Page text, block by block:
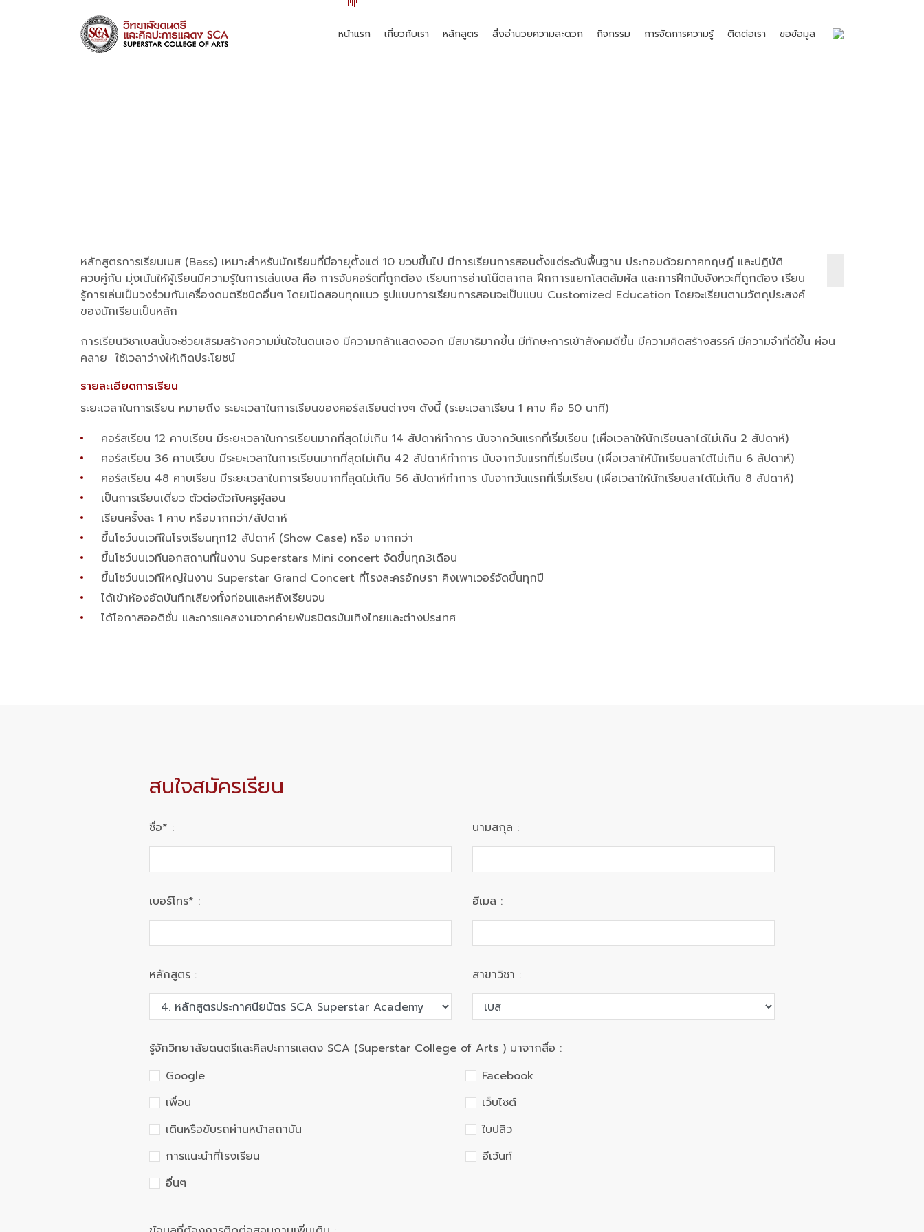
หน้าแรก เกี่ยวกับเรา หลักสูตร สิ่งอำนวยความสะดวก กิจกรรม การจัดการความรู้ ติดต่อเรา ขอข้อมูล
หลักสูตรการเรียนเบส (Bass) เหมาะสำหรับนักเรียนที่มีอายุตั้งแต่ 10 ขวบขึ้นไป มีการเรียนการสอนตั้งแต่ระดับพื้นฐาน ประกอบด้วยภาคทฤษฎี และปฏิบัติ
ควบคู่กัน มุ่งเน้นให้ผู้เรียนมีความรู้ในการเล่นเบส คือ การจับคอร์ตที่ถูกต้อง เรียนการอ่านโน๊ตสากล ฝึกการแยกโสตสัมผัส และการฝึกนับจังหวะที่ถูกต้อง เรียน
รู้การเล่นเป็นวงร่วมกับเครื่องดนตรีชนิดอื่นๆ โดยเปิดสอนทุกแนว รูปแบบการเรียนการสอนจะเป็นแบบ Customized Education โดยจะเรียนตามวัตถุประสงค์
ของนักเรียนเป็นหลัก
การเรียนวิชาเบสนั้นจะช่วยเสิรมสร้างความมั่นใจในตนเอง มีความกล้าแสดงออก มีสมาธิมากขึ้น มีทักษะการเข้าสังคมดีขึ้น มีความคิดสร้างสรรค์ มีความจำที่ดีขึ้น ผ่อน
คลาย ใช้เวลาว่างให้เกิดประโยชน์
รายละเอียดการเรียน
ระยะเวลาในการเรียน หมายถึง ระยะเวลาในการเรียนของคอร์สเรียนต่างๆ ดังนี้ (ระยะเวลาเรียน 1 คาบ คือ 50 นาที)
คอร์สเรียน 12 คาบเรียน มีระยะเวลาในการเรียนมากที่สุดไม่เกิน 14 สัปดาห์ทำการ นับจากวันแรกที่เริ่มเรียน (เผื่อเวลาให้นักเรียนลาได้ไม่เกิน 2 สัปดาห์)
คอร์สเรียน 36 คาบเรียน มีระยะเวลาในการเรียนมากที่สุดไม่เกิน 42 สัปดาห์ทำการ นับจากวันแรกที่เริ่มเรียน (เผื่อเวลาให้นักเรียนลาได้ไม่เกิน 6 สัปดาห์)
คอร์สเรียน 48 คาบเรียน มีระยะเวลาในการเรียนมากที่สุดไม่เกิน 56 สัปดาห์ทำการ นับจากวันแรกที่เริ่มเรียน (เผื่อเวลาให้นักเรียนลาได้ไม่เกิน 8 สัปดาห์)
เป็นการเรียนเดี่ยว ตัวต่อตัวกับครูผู้สอน
เรียนครั้งละ 1 คาบ หรือมากกว่า/สัปดาห์
ขึ้นโชว์บนเวทีในโรงเรียนทุก12 สัปดาห์ (Show Case) หรือ มากกว่า
ขึ้นโชว์บนเวทีนอกสถานที่ในงาน Superstars Mini concert จัดขึ้นทุก3เดือน
ขึ้นโชว์บนเวทีใหญ่ในงาน Superstar Grand Concert ที่โรงละครอักษรา คิงเพาเวอร์จัดขึ้นทุกปี
ได้เข้าห้องอัดบันทึกเสียงทั้งก่อนและหลังเรียนจบ
ได้โอกาสออดิชั่น และการแคสงานจากค่ายพันธมิตรบันเทิงไทยและต่างประเทศ
สนใจสมัครเรียน
ชื่อ* : นามสกุล :
เบอร์โทร* : อีเมล :
หลักสูตร : สาขาวิชา :
รู้จักวิทยาลัยดนตรีและศิลปะการแสดง SCA (Superstar College of Arts ) มาจากสื่อ :
Google
Facebook
เพื่อน
เว็บไซต์
เดินหรือขับรถผ่านหน้าสถาบัน
ใบปลิว
การแนะนำที่โรงเรียน
อีเว้นท์
อื่นๆ